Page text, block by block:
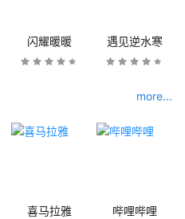
闪耀暖暖 遇见逆水寒
more...
喜马拉雅 哔哩哔哩